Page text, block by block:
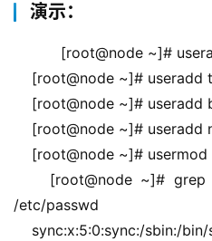
演示：
[root@node ~]#
[root@node ~]# useradd
[root@node ~]# useradd
[root@node ~]# useradd
[root@node ~]# usermod
[root@node ~]# grep -
/etc/passwd
sync:x:5:0:sync:/sbin:/bin/